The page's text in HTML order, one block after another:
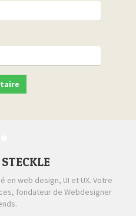
web design, UI et UX. Votre
fondateur de Webdesigner